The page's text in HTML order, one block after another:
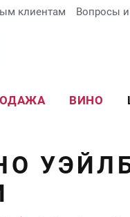
клиентам Вопросы
ВИНО